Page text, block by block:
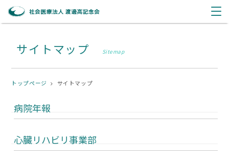
サイトマップ Sitemap
トップページ サイトマップ
病院年報
心臓リハビリ事業部